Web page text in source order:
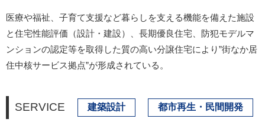
医療や福祉、子育て支援など暮らしを支える機能を備えた施設
と住宅性能評価（設計・建設）、長期優良住宅、防犯モデルマ
ンションの認定等を取得した質の高い分譲住宅により”街なか居
住中核サービス拠点”が形成されている。
SERVICE 建築設計 都市再生・民間開発